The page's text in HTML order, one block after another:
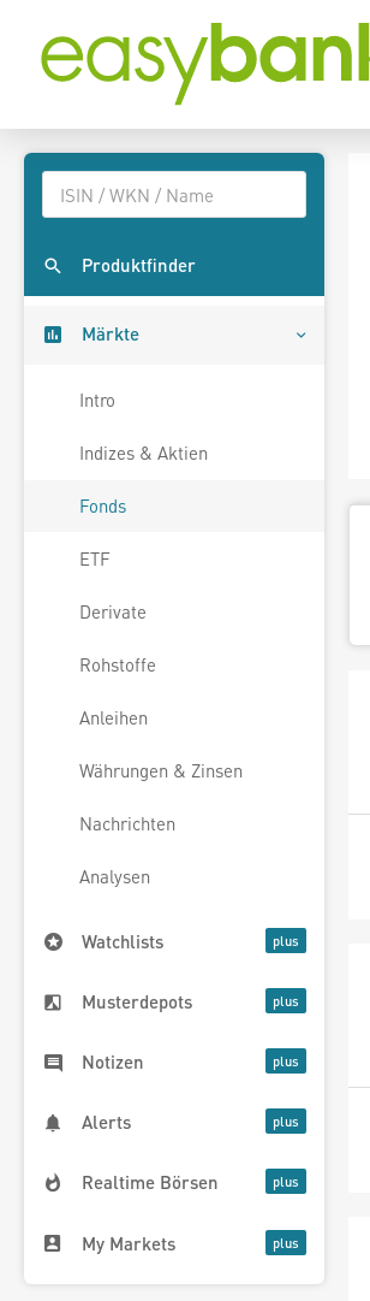
Produktfinder
Märkte
Intro
Indizes & Aktien
Fonds
ETF
Derivate
Rohstoffe
Anleihen
Währungen & Zinsen
Nachrichten
Analysen
Watchlists
Musterdepots
Notizen
Alerts
Realtime Börsen
My Markets